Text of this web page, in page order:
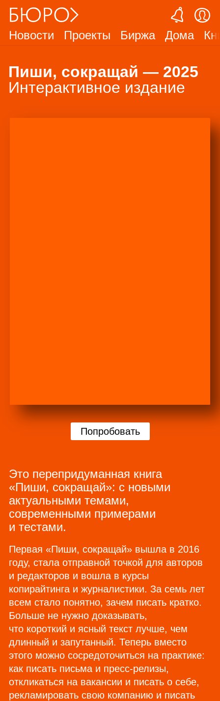
Новости Проекты Биржа Дома
Пиши, сокращай — 2025
Интерактивное издание
Попробовать
Это перепридуманная книга
«Пиши, сокращай»: с новыми
актуальными темами,
современными примерами
и тестами.
Первая «Пиши, сокращай» вышла в 2016
году, стала отправной точкой для авторов
и редакторов и вошла в курсы
копирайтинга и журналистики. За семь лет
всем стало понятно, зачем писать кратко.
Больше не нужно доказывать,
что короткий и ясный текст лучше, чем
длинный и запутанный. Теперь вместо
этого можно сосредоточиться на практике:
как писать письма и пресс‑релизы,
откликаться на вакансии и писать о себе,
рекламировать свою компанию и писать